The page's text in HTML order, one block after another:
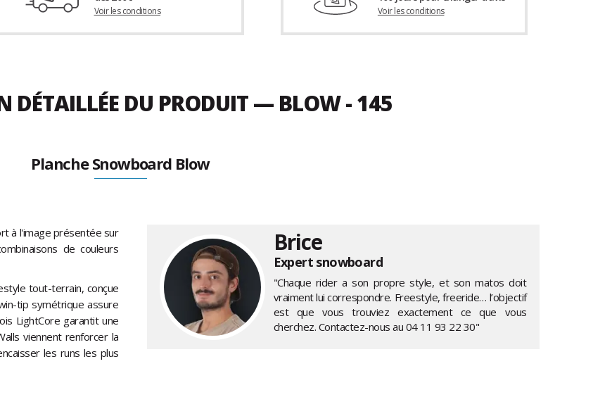
Voir les conditions Voir les conditions
DÉTAILLÉE DU PRODUIT — BLOW - 145
Planche Snowboard Blow
à l'image présentée sur
de couleurs
tout-terrain, conçue
tip symétrique assure
LightCore garantit une
viennent renforcer la
les runs les plus
Brice
Expert snowboard
"Chaque rider a son propre style, et son matos doit
vraiment lui correspondre. Freestyle, freeride… l’objectif
est que vous trouviez exactement ce que vous
cherchez. Contactez-nous au 04 11 93 22 30"